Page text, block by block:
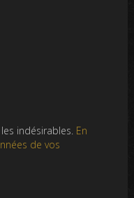
indésirables. En
de vos